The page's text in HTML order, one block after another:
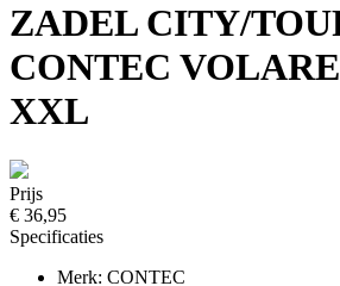
ZADEL CITY/
CONTEC
XXL
Prijs
€ 36,95
Specificaties
Merk: CONTEC